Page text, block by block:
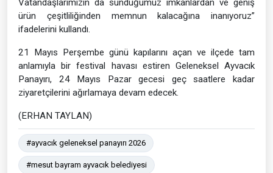
Vatandaşlarımızın da sunduğumuz imkanlardan ve geniş
ürün çeşitliliğinden memnun kalacağına inanıyoruz”
ifadelerini kullandı.
21 Mayıs Perşembe günü kapılarını açan ve ilçede tam
anlamıyla bir festival havası estiren Geleneksel Ayvacık
Panayırı, 24 Mayıs Pazar gecesi geç saatlere kadar
ziyaretçilerini ağırlamaya devam edecek.
(ERHAN TAYLAN)
#ayvacık geleneksel panayırı 2026
#mesut bayram ayvacık belediyesi